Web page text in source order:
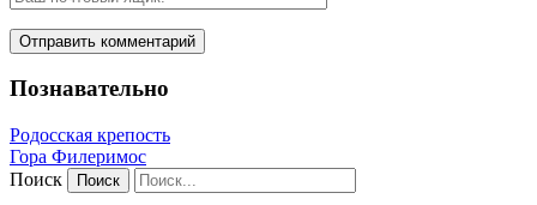
Познавательно
Родосская крепость
Гора Филеримос
Поиск